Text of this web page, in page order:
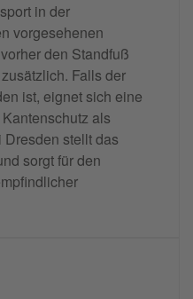
in der
vorgesehenen
den Standfuß
Falls der
ist, eignet sich eine
als
stellt das
sorgt für den